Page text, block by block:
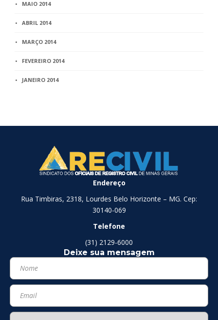
MAIO 2014
ABRIL 2014
MARÇO 2014
FEVEREIRO 2014
JANEIRO 2014
Endereço
Rua Timbiras, 2318, Lourdes Belo Horizonte – MG. Cep:
30140-069
Telefone
(31) 2129-6000
Deixe sua mensagem